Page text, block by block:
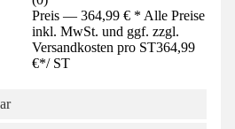
Preis — 364,99 € * Alle Preise
inkl. MwSt. und ggf. zzgl.
Versandkosten pro ST364,99
€*/ ST